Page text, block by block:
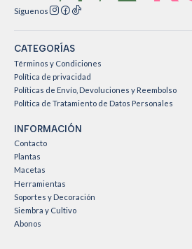
Síguenos
CATEGORÍAS
Términos y Condiciones
Política de privacidad
Políticas de Envío, Devoluciones y Reembolso
Política de Tratamiento de Datos Personales
INFORMACIÓN
Contacto
Plantas
Macetas
Herramientas
Soportes y Decoración
Siembra y Cultivo
Abonos